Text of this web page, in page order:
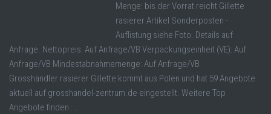
Menge: bis der Vorrat reicht Gillette
rasierer Artikel Sonderposten -
Auflistung siehe Foto. Details auf
Anfrage. Nettopreis: Auf Anfrage/VB Verpackungseinheit (VE): Auf
Anfrage/VB Mindestabnahmemenge: Auf Anfrage/VB
Grosshändler rasierer Gillette kommt aus Polen und hat 59 Angebote
aktuell auf grosshandel-zentrum.de eingestellt. Weitere Top
Angebote finden ...